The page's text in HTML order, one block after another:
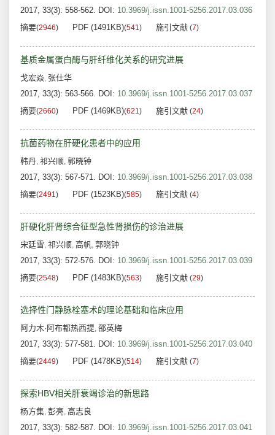
2017, 33(3): 558-562. DOI: 10.3969/j.issn.1001-5256.2017.03.036
摘要(2946) PDF (1491KB)(541) 施引文献 (7)
基质金属蛋白酶与肝纤维化关系的研究进展
戈宏焱, 张仕华
2017, 33(3): 563-566. DOI: 10.3969/j.issn.1001-5256.2017.03.037
摘要(2660) PDF (1469KB)(621) 施引文献 (24)
抗菌药物在肝硬化患者中的应用
韩丹, 祁兴顺, 郭晓钟
2017, 33(3): 567-571. DOI: 10.3969/j.issn.1001-5256.2017.03.038
摘要(2491) PDF (1523KB)(585) 施引文献 (4)
肝硬化肝肾综合征型急性肾损伤的诊治进展
宋廷雪, 祁兴顺, 高帆, 郭晓钟
2017, 33(3): 572-576. DOI: 10.3969/j.issn.1001-5256.2017.03.039
摘要(2548) PDF (1483KB)(563) 施引文献 (29)
选择性门静脉栓塞术的理论基础和临床应用
阿力木·阿布都热西提, 邵英梅
2017, 33(3): 577-581. DOI: 10.3969/j.issn.1001-5256.2017.03.040
摘要(2449) PDF (1478KB)(514) 施引文献 (7)
探索HBV相关肝衰竭诊治的新思路
杨方集, 彭亮, 高志良
2017, 33(3): 582-587. DOI: 10.3969/j.issn.1001-5256.2017.03.041